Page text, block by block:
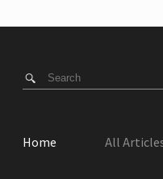
Home All